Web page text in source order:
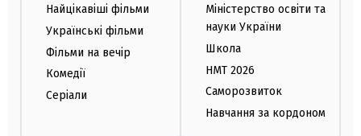
Найцікавіші фільми
Українські фільми
Фільми на вечір
Комедії
Серіали
Міністерство освіти та
науки України
Школа
НМТ 2026
Саморозвиток
Навчання за кордоном